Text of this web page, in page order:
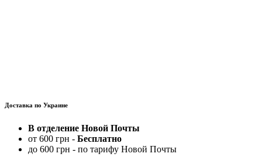
Доставка по Украине
В отделение Новой Почты
от 600 грн - Бесплатно
до 600 грн - по тарифу Новой Почты